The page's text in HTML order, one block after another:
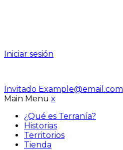
Iniciar sesión
Invitado Example@email.com
Main Menu x
¿Qué es Terranía?
Historias
Territorios
Tienda